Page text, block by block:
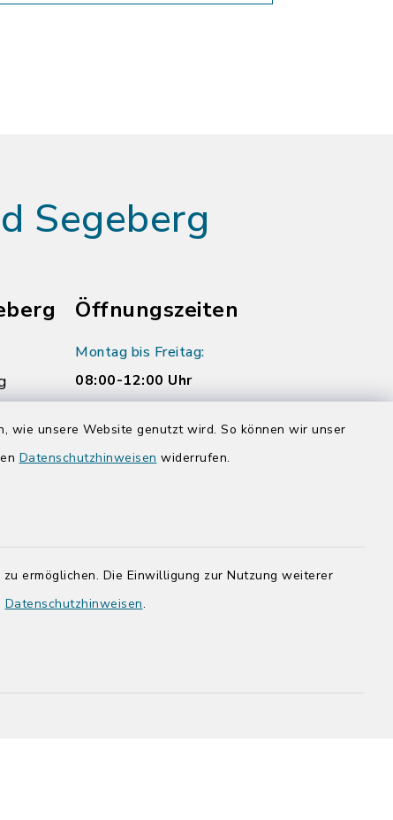
wie unsere Website genutzt wird. So können wir unser
Datenschutzhinweisen widerrufen.
ermöglichen. Die Einwilligung zur Nutzung weiterer
Datenschutzhinweisen.
Segeberg
Öffnungszeiten
Montag bis Freitag:
08:00-12:00 Uhr
Donnerstag zusätzlich:
14:00-17:00 Uhr
Bad